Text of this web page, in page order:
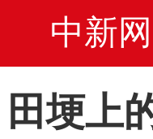
中新网
埂上